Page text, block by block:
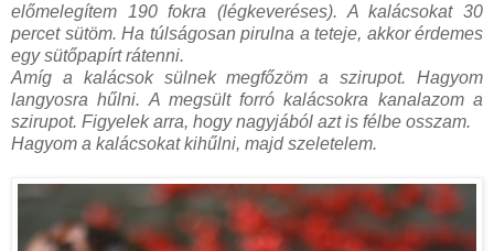
előmelegítem 190 fokra (légkeveréses). A kalácsokat 30
percet sütöm. Ha túlságosan pirulna a teteje, akkor érdemes
egy sütőpapírt rátenni.
Amíg a kalácsok sülnek megfőzöm a szirupot. Hagyom
langyosra hűlni. A megsült forró kalácsokra kanalazom a
szirupot. Figyelek arra, hogy nagyjából azt is félbe osszam.
Hagyom a kalácsokat kihűlni, majd szeletelem.